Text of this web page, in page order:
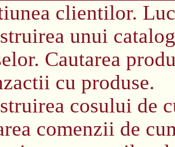
clientilor.
unui
Cautarea
cu produse.
cosului de
comenzii de